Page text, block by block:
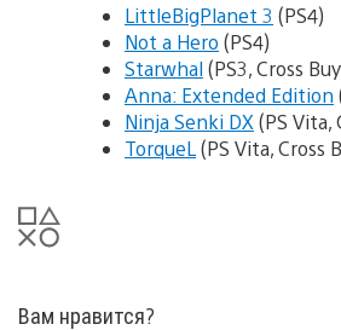
LittleBigPlanet 3 (PS4)
Not a Hero (PS4)
Starwhal(PS3, Cross
Anna: Extended Edition
Ninja Senki DX (PS Vita,
TorqueL(PS Vita, Cross
Вам нравится?